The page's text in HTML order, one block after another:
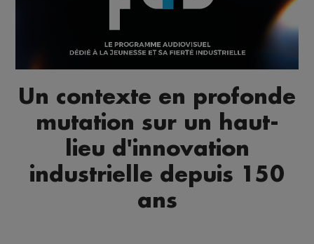
Un contexte en profonde
mutation sur un haut-
lieu d'innovation
industrielle depuis 150
ans